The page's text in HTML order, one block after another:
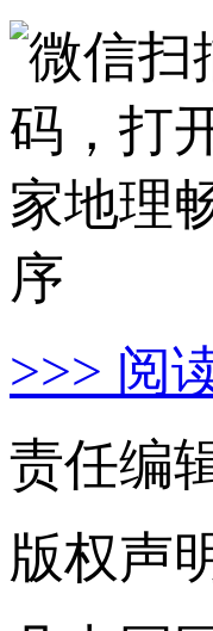
>>> 阅
责任编
版权声